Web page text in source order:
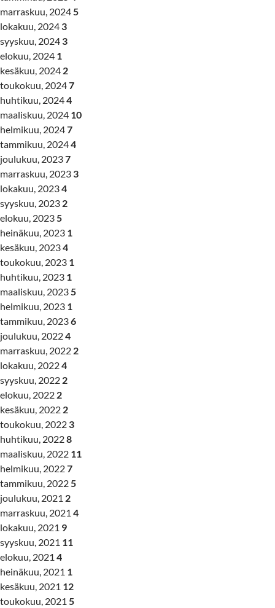
marraskuu, 20245
lokakuu, 2024 3
syyskuu, 2024 3
elokuu, 2024 1
kesäkuu, 2024 2
toukokuu, 20247
huhtikuu, 20244
maaliskuu, 2024 10
helmikuu, 20247
tammikuu, 20244
joulukuu, 20237
marraskuu, 2023 3
lokakuu, 20234
syyskuu, 2023 2
elokuu, 20235
heinäkuu, 2023 1
kesäkuu, 20234
toukokuu, 2023 1
huhtikuu, 2023 1
maaliskuu, 20235
helmikuu, 2023 1
tammikuu, 20236
joulukuu, 20224
marraskuu, 2022 2
lokakuu, 20224
syyskuu, 2022 2
elokuu, 2022 2
kesäkuu, 2022 2
toukokuu, 2022 3
huhtikuu, 20228
maaliskuu, 2022 11
helmikuu, 20227
tammikuu, 20225
joulukuu, 2021 2
marraskuu, 2021 4
lokakuu, 2021 9
syyskuu, 2021 11
elokuu, 2021 4
heinäkuu, 2021 1
kesäkuu, 2021 12
toukokuu, 2021 5